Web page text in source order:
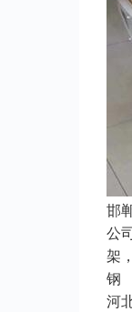
邯
公
架
钢
河